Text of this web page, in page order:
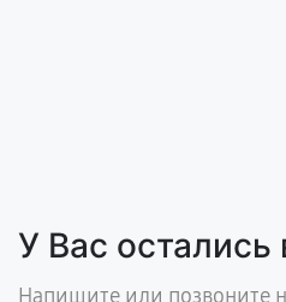
У Вас
Напишите или позвоните